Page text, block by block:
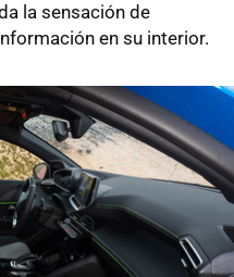
la sensación de
en su interior.